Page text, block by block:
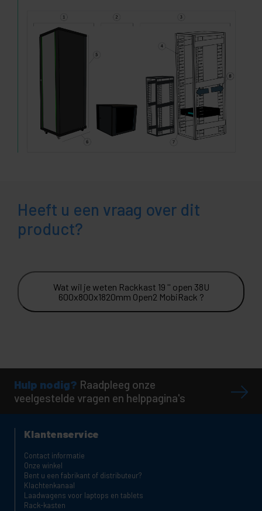
Heeft u een vraag over dit
product?
Wat wil je weten Rackkast 19 '' open 38U
600x800x1820mm Open2 MobiRack ?
Hulp nodig? Raadpleeg onze
veelgestelde vragen en helppagina's
Klantenservice
Contact informatie
Onze winkel
Bent u een fabrikant of distributeur?
Klachtenkanaal
Laadwagens voor laptops en tablets
Rack-kasten